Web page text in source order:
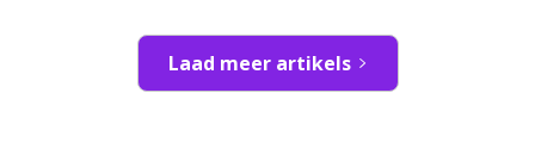
Laad meer artikels